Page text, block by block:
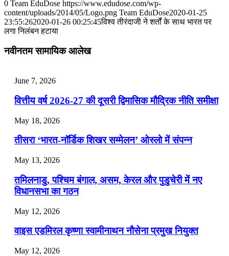
📝 डेली करेंट अफेयर्स: 25-27 जुलाई 2026
July 22, 2026
📝 डेली करेंट अफेयर्स: 19-21 जुलाई 2026
July 19, 2026
📝 डेली करेंट अफेयर्स: 16-18 जुलाई 2026
July 16, 2026
📝 डेली करेंट अफेयर्स: 13-15 जुलाई 2026
0 Team EduDose https://www.edudose.com/wp-
content/uploads/2014/05/Logo.png Team EduDose2020-01-25
23:55:262020-01-26 00:25:45विश्व तीरंदाजी ने शर्तों के साथ भारत पर
लगा निलंबन हटाया
नवीनतम सामायिक आलेख
June 7, 2026
वित्तीय वर्ष 2026-27 की दूसरी द्विमासिक मौद्रिक नीति समीक्षा
May 18, 2026
तीसरा ‘भारत-नॉर्डिक शिखर सम्मेलन’ ओस्लो में संपन्न
May 13, 2026
तमिलनाडु, पश्चिम बंगाल, असम, केरल और पुडुचेरी में नए
विधानसभा का गठन
May 12, 2026
वाइस एडमिरल कृष्णा स्वामीनाथन नौसेना प्रमुख नियुक्त
May 12, 2026